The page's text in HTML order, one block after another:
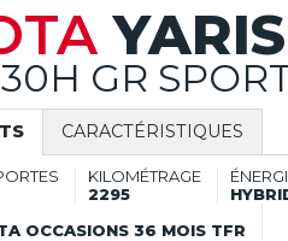
YARIS
GR
CARACTÉRISTIQUES
KILOMÉTRAGE
2295
OCCASIONS 36 MOIS TFR